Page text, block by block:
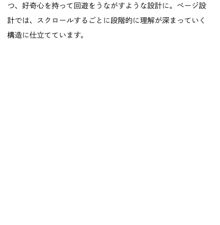
つ、好奇心を持って回遊をうながすような設計に。ページ設
計では、スクロールするごとに段階的に理解が深まっていく
構造に仕立てています。